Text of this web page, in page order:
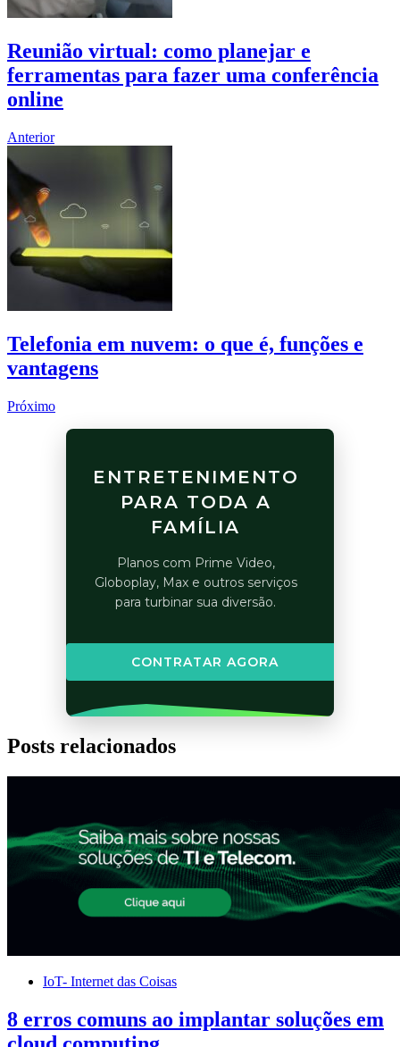
Reunião virtual: como planejar e
ferramentas para fazer uma conferência
online
Anterior
Telefonia em nuvem: o que é, funções e
vantagens
Próximo
ENTRETENIMENTO
PARA TODA A
FAMÍLIA
Planos com Prime Video,
Globoplay, Max e outros serviços
para turbinar sua diversão.
CONTRATAR AGORA
Posts relacionados
IoT- Internet das Coisas
8 erros comuns ao implantar soluções em